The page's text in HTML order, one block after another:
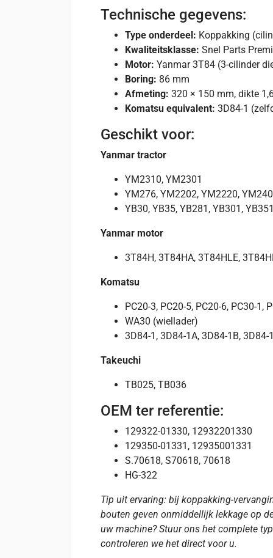
Technische gegevens:
Type onderdeel: Koppakking
Kwaliteitsklasse: Snel Parts
Motor: Yanmar 3T84 (3-cilinder
Boring: 86 mm
Afmeting: 320 × 150 mm, dikte
Komatsu equivalent: 3D84-1
Geschikt voor:
Yanmar tractor
YM2310, YM2301
YM276, YM2202, YM2220,
YB30, YB35, YB281, YB301, YB351
Yanmar motor
3T84H, 3T84HA, 3T84HLE,
Komatsu
PC20-3, PC20-5, PC20-6, PC30-1,
WA30 (wiellader)
3D84-1, 3D84-1A, 3D84-1B,
Takeuchi
TB025, TB036
OEM ter referentie:
129322-01330, 12932201330
129350-01331, 12935001331
S.70618, S70618, 70618
HG-322
Tip uit ervaring: bij koppakking-
bouten geven onmiddellijk lekkage op
uw machine? Stuur ons het complete
controleren we het direct voor u.